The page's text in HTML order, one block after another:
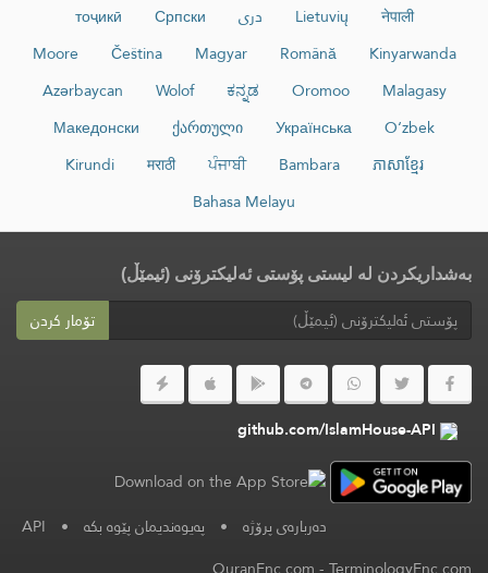
नेपाली
Lietuvių دری Српски
тоҷикӣ
Kinyarwanda
Română
Magyar
Čeština
Moore
Malagasy
Oromoo
ಕನ್ನಡ
Wolof
Azərbaycan
O‘zbek
Українська
ქართული
Македонски
ភាសាខ្មែរ
Bambara
ਪੰਜਾਬੀ
मराठी
Kirundi
Bahasa Melayu
بەشداریکردن لە لیستی پۆستی ئەلیکترۆنی (ئیمێڵ)
تۆمار کردن
github.com/IslamHouse-API
دەربارەی پرۆژە • پەیوەندیمان پێوە بکە •
API